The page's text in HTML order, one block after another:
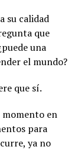
su calidad
que
una
el mundo?
que sí.
momento en
para
ya no